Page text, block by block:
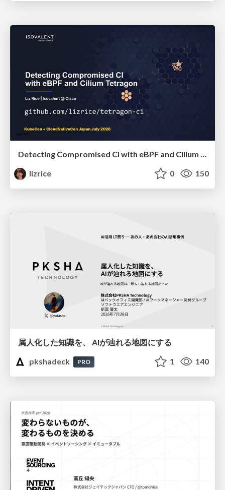
Detecting Compromised CI with eBPF and Cilium Tetragon
lizrice
0 150
属人化した知識を、 AIが辿れる地図にする
pkshadeck
PRO 1 140